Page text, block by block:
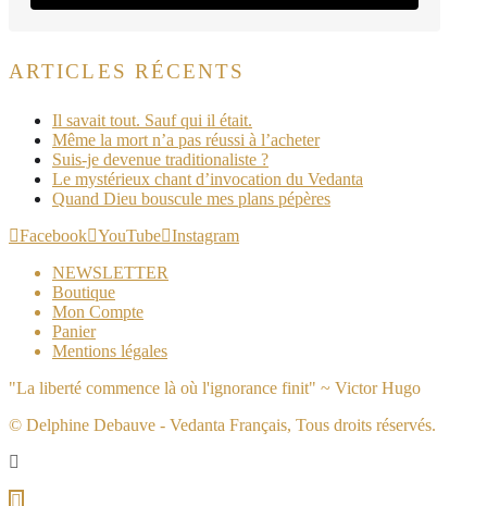
ARTICLES RÉCENTS
Il savait tout. Sauf qui il était.
Même la mort n’a pas réussi à l’acheter
Suis-je devenue traditionaliste ?
Le mystérieux chant d’invocation du Vedanta
Quand Dieu bouscule mes plans pépères
Facebook YouTube Instagram
NEWSLETTER
Boutique
Mon Compte
Panier
Mentions légales
"La liberté commence là où l'ignorance finit" ~ Victor Hugo
© Delphine Debauve - Vedanta Français, Tous droits réservés.